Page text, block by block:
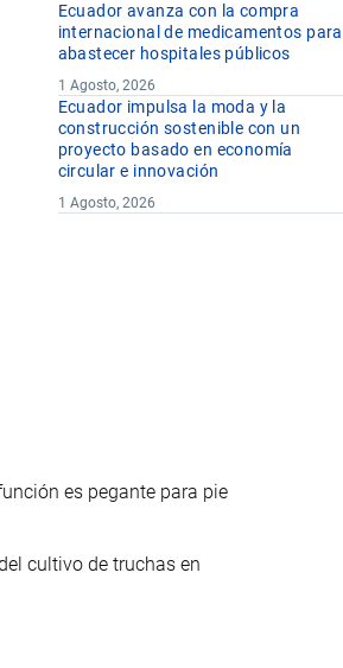
Ecuador avanza con la compra
internacional de medicamentos para
abastecer hospitales públicos
1 Agosto, 2026
Ecuador impulsa la moda y la
construcción sostenible con un
proyecto basado en economía
circular e innovación
1 Agosto, 2026
es pegante para pie
cultivo de truchas en